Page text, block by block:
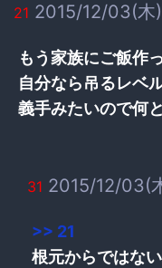
21 2015/12/03(
もう家族にご飯作
自分なら吊るレベ
義手みたいので何
31 2015/12/03(
>> 21
根元からではな